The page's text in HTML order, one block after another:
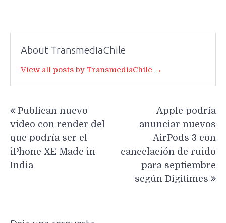
About TransmediaChile
View all posts by TransmediaChile →
de
entradas
Publican nuevo
video con render del
que podría ser el
iPhone XE Made in
India
Apple podría
anunciar nuevos
AirPods 3 con
cancelación de ruido
para septiembre
según Digitimes